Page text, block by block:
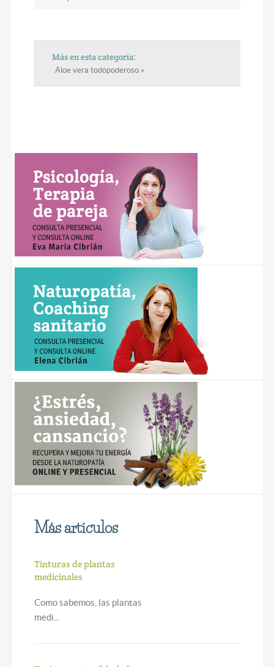
Más en esta categoría:
Aloe vera todopoderoso »
Más artículos
Tinturas de plantas
medicinales
Como sabemos, las plantas
medi...